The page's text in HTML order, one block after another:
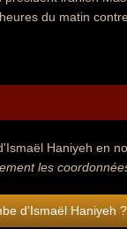
du matin
Haniyeh en
les
d'Ismaël Haniyeh ?